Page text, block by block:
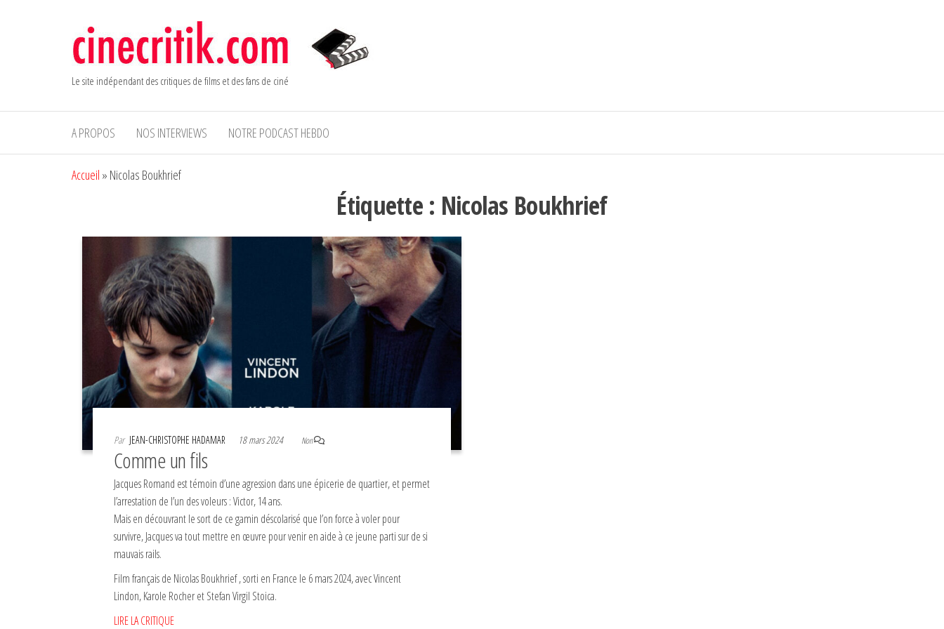
Le site indépendant des critiques de films et des fans de ciné
A PROPOS NOS INTERVIEWS NOTRE PODCAST HEBDO
Accueil » Nicolas Boukhrief
Étiquette : Nicolas Boukhrief
Par JEAN-CHRISTOPHE HADAMAR 18 mars 2024 Non
Comme un fils
Jacques Romand est témoin d’une agression dans une épicerie de quartier, et permet
l’arrestation de l’un des voleurs : Victor, 14 ans.
Mais en découvrant le sort de ce gamin déscolarisé que l’on force à voler pour
survivre, Jacques va tout mettre en œuvre pour venir en aide à ce jeune parti sur de si
mauvais rails.
Film français de Nicolas Boukhrief , sorti en France le 6 mars 2024, avec Vincent
Lindon, Karole Rocher et Stefan Virgil Stoica.
LIRE LA CRITIQUE